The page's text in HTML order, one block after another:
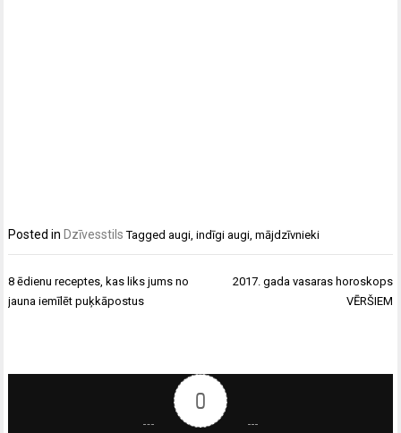
Posted in Dzīvesstils Taggedaugi ,indīgi augi ,mājdzīvnieki
Ziņu
izvēlne
8 ēdienu receptes, kas liks jums no
jauna iemīlēt puķkāpostus
2017. gada vasaras horoskops
VĒRŠIEM
0